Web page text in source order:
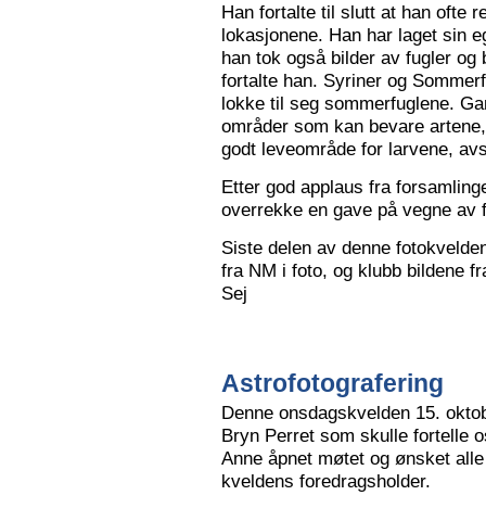
Han fortalte til slutt at han ofte
lokasjonene. Han har laget sin
han tok også bilder av fugler
fortalte han. Syriner og
lokke til seg sommerfuglene.
områder som kan bevare
godt leveområde for larvene,
Etter god applaus fra
overrekke en gave på vegne av
Siste delen av denne
fra NM i foto, og klubb bildene
Sej
Astrofotografering
Denne onsdagskvelden 15.
Bryn Perret som skulle fortelle
Anne åpnet møtet og ønsket
kveldens foredragsholder.